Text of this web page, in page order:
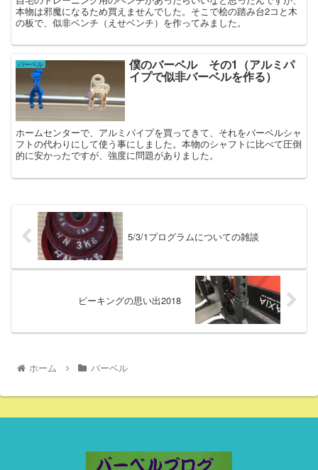
本物は邪魔になるため買えませんでした。そこで桧の踏み台2コと木
の板で、似非ベンチ（えせベンチ）を作ってみました。
バーベル 僕のバーベル その1（アルミパ
イプで似非バーベルを作る）
ホームセンターで、アルミパイプを買ってきて、それをバーベルシャ
フトの代わりにして使う事にしました。本物のシャフトに比べて圧倒
的に安かったですが、強度に問題がありました。
5/3/1プログラムについての雑談
ピーキングの思い出2018
ホーム バーベル